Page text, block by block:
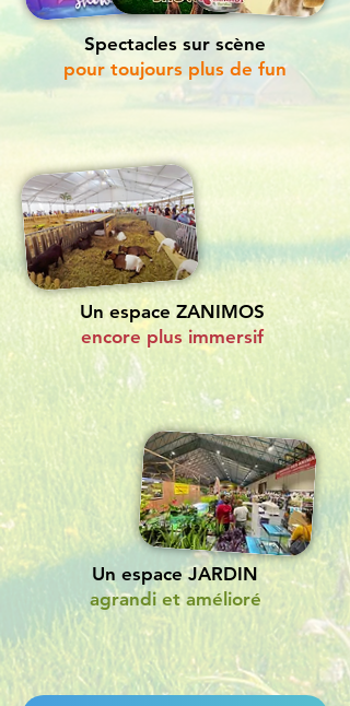
Spectacles sur scène
pour toujours plus de fun
Un espace ZANIMOS
encore plus immersif
Un espace JARDIN
agrandi et amélioré